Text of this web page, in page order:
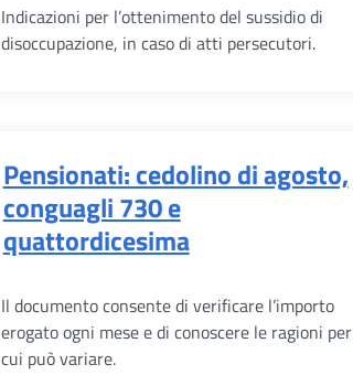
Indicazioni per l’ottenimento del sussidio di
disoccupazione, in caso di atti persecutori.
Pensionati: cedolino di agosto,
conguagli 730 e
quattordicesima
Il documento consente di verificare l’importo
erogato ogni mese e di conoscere le ragioni per
cui può variare.